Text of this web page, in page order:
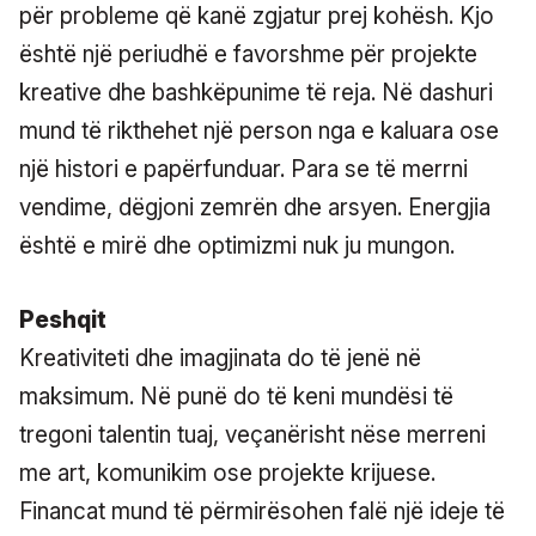
për probleme që kanë zgjatur prej kohësh. Kjo
është një periudhë e favorshme për projekte
kreative dhe bashkëpunime të reja. Në dashuri
mund të rikthehet një person nga e kaluara ose
një histori e papërfunduar. Para se të merrni
vendime, dëgjoni zemrën dhe arsyen. Energjia
është e mirë dhe optimizmi nuk ju mungon.
Peshqit
Kreativiteti dhe imagjinata do të jenë në
maksimum. Në punë do të keni mundësi të
tregoni talentin tuaj, veçanërisht nëse merreni
me art, komunikim ose projekte krijuese.
Financat mund të përmirësohen falë një ideje të